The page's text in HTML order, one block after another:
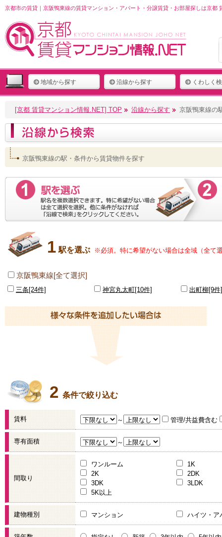
京都市の賃貸｜京阪鴨東線の賃貸マンション・アパート・分譲賃貸・お部屋探しは京都
地域から探す 沿線から探す くわしく
[京都 賃貸マンション情報.NET] TOP 沿線から探す 京阪鴨東線の
京阪鴨東線の駅・条件から賃貸物件を探す
1 駅を選ぶ ※必須。特に希望がない場合は全域（全て
京阪鴨東線[全て選択]
三条[24件] 神宮丸太町[10件] 出町柳[9件]
2 条件で絞り込む
賃料 ～ 管理/共益費含む
専有面積 ～
間取り
ワンルーム
1K
2K
2DK
3DK
3LDK
5K以上
建物種別 マンション ハイツ・ア